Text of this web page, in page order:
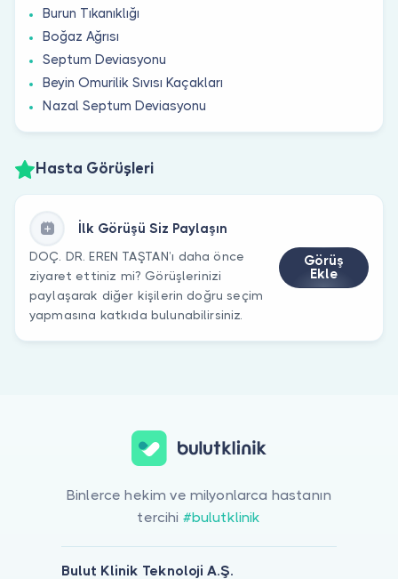
Burun Tıkanıklığı
Boğaz Ağrısı
Septum Deviasyonu
Beyin Omurilik Sıvısı Kaçakları
Nazal Septum Deviasyonu
Hasta Görüşleri
İlk Görüşü Siz Paylaşın
DOÇ. DR. EREN TAŞTAN’ı daha önce
ziyaret ettiniz mi? Görüşlerinizi
paylaşarak diğer kişilerin doğru seçim
yapmasına katkıda bulunabilirsiniz.
Görüş
Ekle
Binlerce hekim ve milyonlarca hastanın
tercihi #bulutklinik
Bulut Klinik Teknoloji A.Ş.